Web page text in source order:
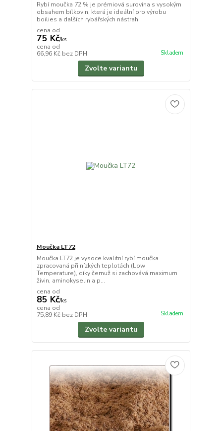
Rybí moučka 72 % je prémiová surovina s vysokým
obsahem bílkovin, která je ideální pro výrobu
boilies a dalších rybářských nástrah.
cena od
75 Kč/ks
cena od
66,96 Kč bez DPH Skladem
Zvolte variantu
Moučka LT72
Moučka LT72 je vysoce kvalitní rybí moučka
zpracovaná při nízkých teplotách (Low
Temperature), díky čemuž si zachovává maximum
živin, aminokyselin a p...
cena od
85 Kč/ks
cena od
75,89 Kč bez DPH Skladem
Zvolte variantu